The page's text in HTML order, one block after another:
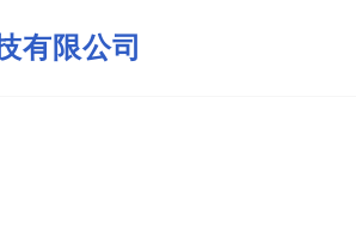
有限公司